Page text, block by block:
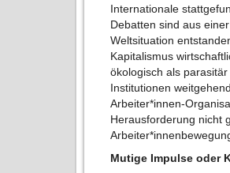
Internationale
Debatten sind aus
Weltsituation
Kapitalismus
ökologisch als
Institutionen
Arbeiter*innen-
Herausforderung nicht
Mutige Impulse oder